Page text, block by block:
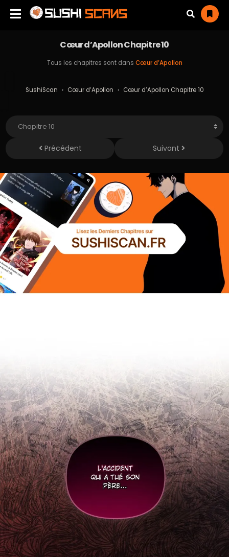
Cœur d’Apollon Chapitre 10
Tous les chapitres sont dans Cœur d’Apollon
SushiScan › Cœur d’Apollon › Cœur d’Apollon Chapitre 10
Précédent Suivant